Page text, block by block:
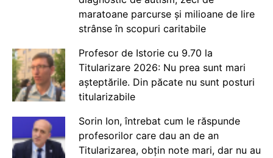
maratoane parcurse și milioane de lire
strânse în scopuri caritabile
Profesor de Istorie cu 9.70 la
Titularizare 2026: Nu prea sunt mari
așteptările. Din păcate nu sunt posturi
titularizabile
Sorin Ion, întrebat cum le răspunde
profesorilor care dau an de an
Titularizarea, obțin note mari, dar nu au